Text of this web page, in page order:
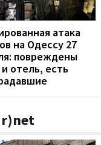
атака
на Одессу 27
повреждены
отель, есть